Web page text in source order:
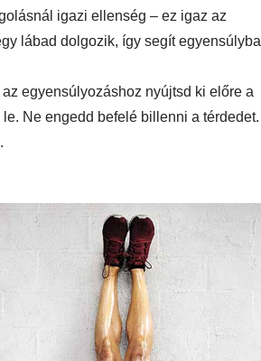
igazi ellenség – ez igaz az
lábad dolgozik, így segít egyensúlyba
egyensúlyozáshoz nyújtsd ki előre a
Ne engedd befelé billenni a térdedet.